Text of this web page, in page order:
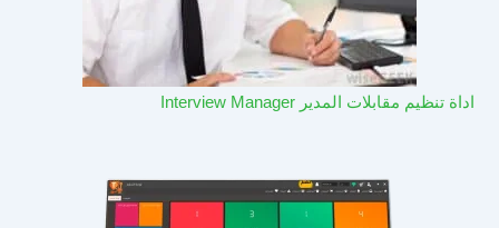
اداة تنظيم مقابلات المدير Interview Manager